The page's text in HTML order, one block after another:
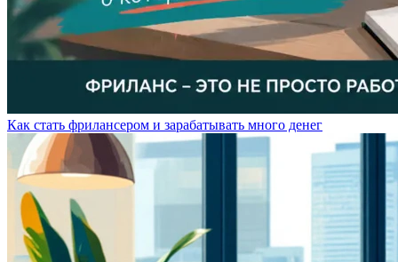
Как стать фрилансером и зарабатывать много денег